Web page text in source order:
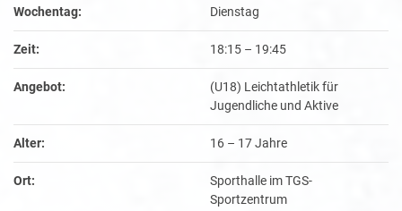
Wochentag: Dienstag
Zeit: 18:15 – 19:45
Angebot:
(U18) Leichtathletik für
Jugendliche und Aktive
Alter: 16 – 17 Jahre
Ort:
Sporthalle im TGS-
Sportzentrum